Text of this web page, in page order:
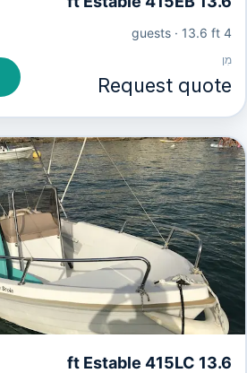
4 guests
· 13.6 ft
מִן
Request quote
13.6 ft Estable 415LC